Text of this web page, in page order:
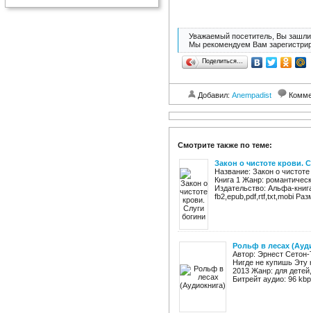
Уважаемый посетитель, Вы зашли
Мы рекомендуем Вам
Поделиться…
Добавил: Anempadist
Смотрите также по теме:
Закон о чистоте крови.
Название: Закон о
Книга 1 Жанр:
Издательство: Альфа-
fb2,epub,pdf,rtf,txt,mobi
Рольф в лесах
Автор: Эрнест
Нигде не купишь Эту
2013 Жанр: для
Битрейт аудио: 96